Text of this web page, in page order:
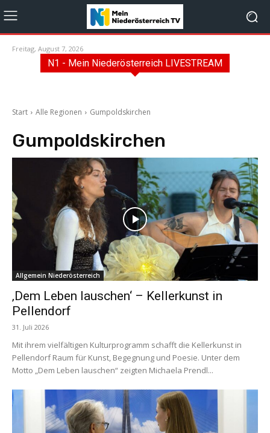
Freitag, August 7, 2026
N1 - Mein Niederösterreich LIVESTREAM
Start Alle Regionen Gumpoldskirchen
Gumpoldskirchen
Allgemein Niederösterreich
‚Dem Leben lauschen‘ – Kellerkunst in
Pellendorf
31. Juli 2026
Mit ihrem vielfältigen Kulturprogramm schafft die Kellerkunst in
Pellendorf Raum für Kunst, Begegnung und Poesie. Unter dem
Motto „Dem Leben lauschen“ zeigten Michaela Prendl...